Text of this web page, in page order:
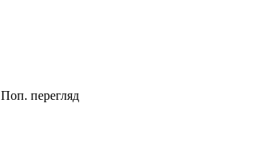
Поп. перегляд